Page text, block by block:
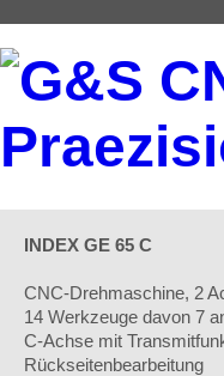
INDEX GE 65 C
CNC-Drehmaschine, 2
14 Werkzeuge davon 7
C-Achse mit
Rückseitenbearbeitung